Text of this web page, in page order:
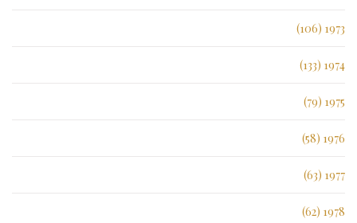
1973 (106)
1974 (133)
1975 (79)
1976 (58)
1977 (63)
1978 (62)